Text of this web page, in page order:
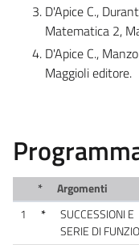
D'Apice C.,
Matematica 2,
D'Apice C.,
Maggioli editore.
* Argomenti
1
*
SUCCESSIONI E
SERIE DI